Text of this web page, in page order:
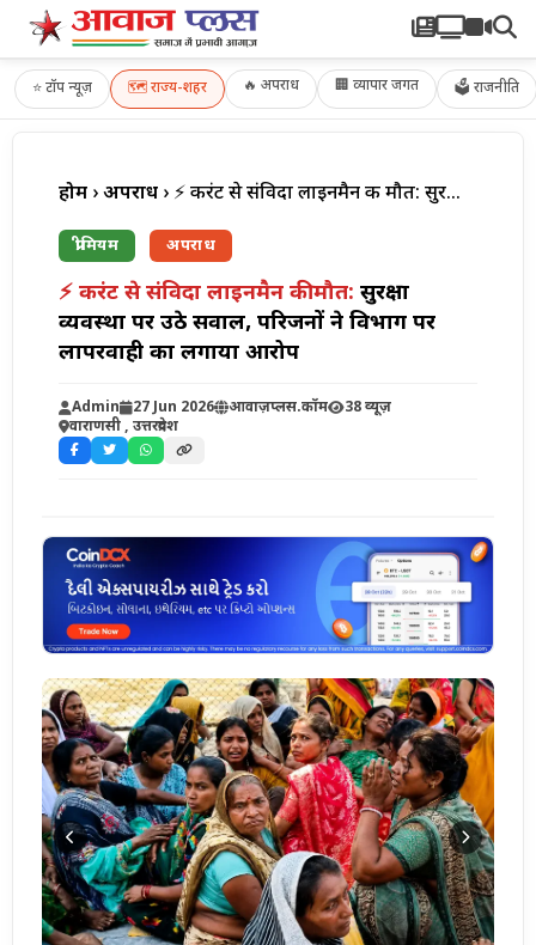
⭐टॉप न्यूज़ 🗺️राज्य-शहर 🔥 अपराध 🏢 व्यापार जगत 🗳 राजनीति
होम ›अपराध › ⚡ करंट से संविदा लाइनमैन की मौत: सुरक्षा व्यवस्था पर उठे सवाल, परिजनों ने विभाग पर लापरवाही का लगाया आरोप
प्रीमियम अपराध
⚡ करंट से संविदा लाइनमैन की मौत: सुरक्षा
व्यवस्था पर उठे सवाल, परिजनों ने विभाग पर
लापरवाही का लगाया आरोप
Admin 27 Jun 2026 आवाज़प्लस.कॉम
38 व्यूज़
वाराणसी , उत्तरप्रदेश